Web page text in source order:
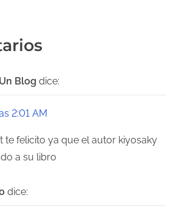
Blog dice:
2:01 AM
te felicito ya que el autor kiyosaky
a su libro
dice: